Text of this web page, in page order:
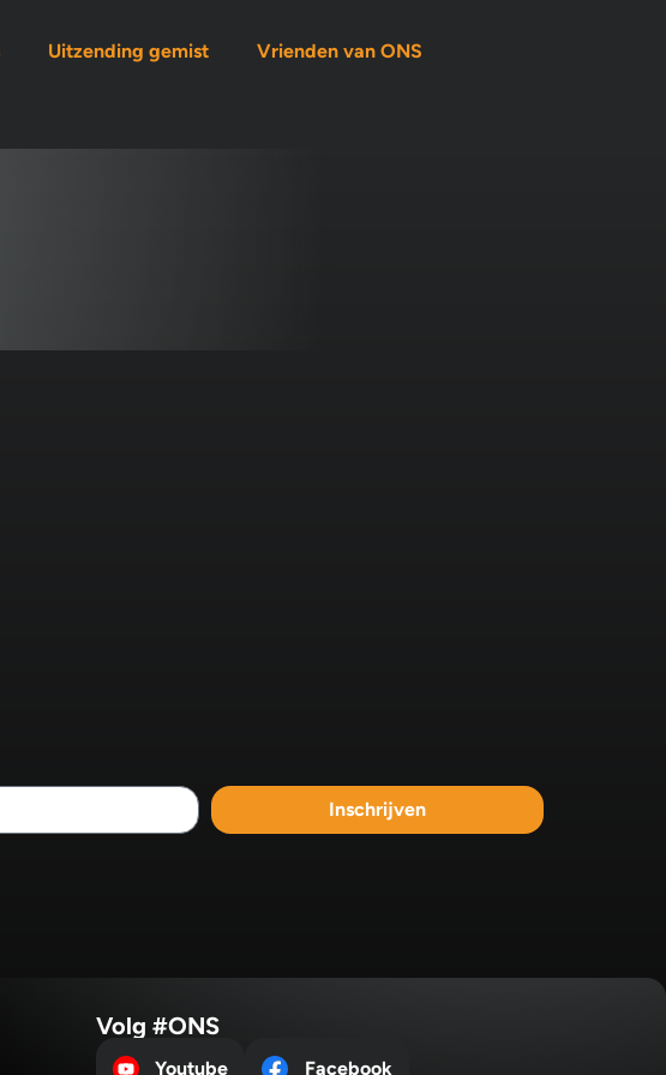
Uitzending gemist Vrienden van ONS
Inschrijven
Volg #ONS
Youtube Facebook